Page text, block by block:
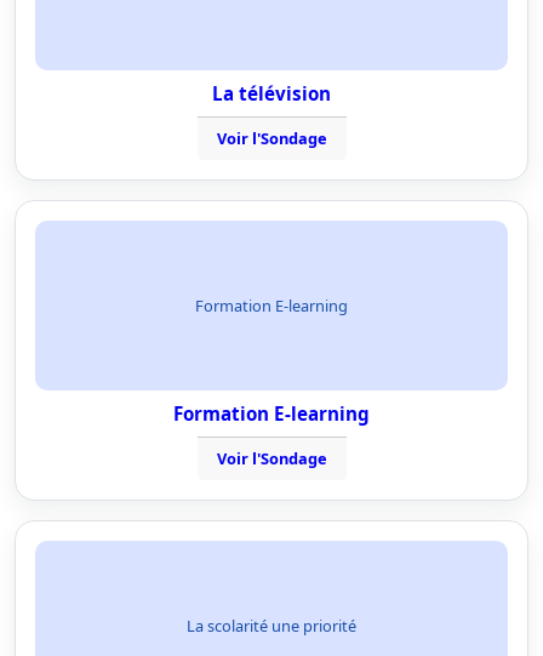
La télévision
Voir l'Sondage
Formation E-learning
Formation E-learning
Voir l'Sondage
La scolarité une priorité